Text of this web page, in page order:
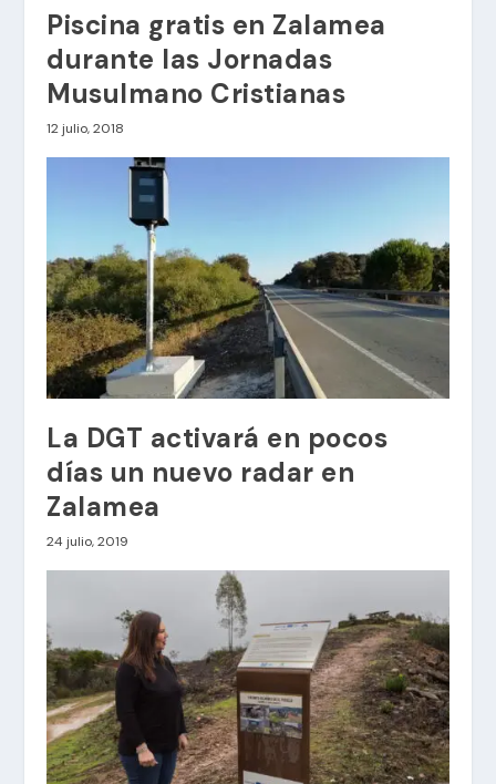
Piscina gratis en Zalamea
durante las Jornadas
Musulmano Cristianas
12 julio, 2018
La DGT activará en pocos
días un nuevo radar en
Zalamea
24 julio, 2019